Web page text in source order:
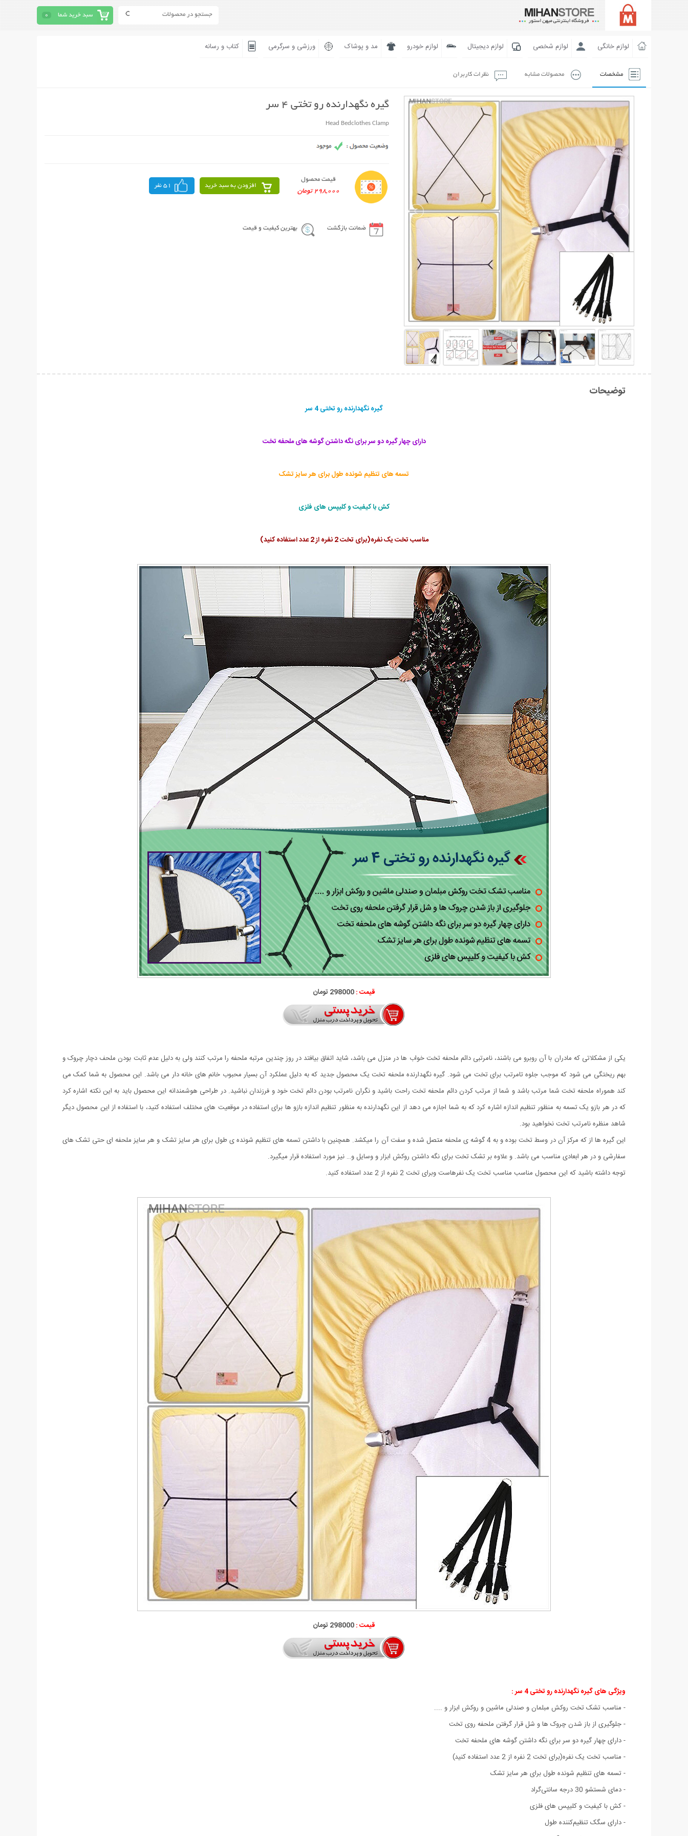
سبد خرید شما 0
لوازم خانگی لوازم شخصی لوازم دیجیتال لوازم خودرو مد و پوشاک ورزشی و سرگرمی کتاب و رسانه
مشخصات محصولات مشابه نظرات کاربران
گیره نگهدارنده رو تختی 4 سر
Head Bedclothes Clamp
قیمت محصول
298,000 تومان
افزودن به سبد خرید 51 نفر
ضمانت بازگشت بهترین کیفیت و قیمت
توضیحات
گیره نگهدارنده رو تختی 4 سر
دارای چهار گیره دو سر برای نگه داشتن گوشه های ملحفه تخت
تسمه های تنظیم شونده طول برای هر سایز تشک
کش با کیفیت و کلیپس های فلزی
مناسب تخت یک نفره(برای تخت 2 نفره از 2 عدد استفاده کنید)
قیمت :298000 تومان
یکی از مشکلاتی که مادران با آن روبرو می باشند، نامرتبی دائم ملحفه تخت خواب ها در منزل می باشد، شاید اتفاق بیافتد در روز چندین مرتبه ملحفه را مرتب کنند ولی به دلیل عدم ثابت بودن ملحف دچار چروک و
بهم ریختگی می شود که موجب جلوه تامرتب برای تخت می شود. گیره نگهدارنده ملحفه تخت یک محصول جدید که به دلیل عملکرد آن بسیار محبوب خانم های خانه دار می باشد. این محصول به شما کمک می
کند هموراه ملحفه تخت شما مرتب باشد و شما از مرتب کردن دائم ملحفه تخت راحت باشید و نگران نامرتب بودن دائم تخت خود و فرزندان نباشید. در طراحی هوشمندانه این محصول باید به این نکته اشاره کرد
که در هر بازو یک تسمه به منظور تنظیم اندازه اشاره کرد که به شما اجازه می دهد از این نگهدارنده به منظور تنظیم اندازه بازو ها برای استفاده در موقعیت های مختلف استفاده کنید، با استفاده از این محصول دیگر
شاهد منظره نامرتب تخت نخواهید بود.
این گیره ها از که مرکز آن در وسط تخت بوده و به 4 گوشه ی ملحفه متصل شده و سفت آن را میکشد. همچنین با داشتن تسمه های تنظیم شونده ی طول برای هر سایز تشک و هر سایز ملحفه ای حتی تشک های
سفارشی و در هر ابعادی مناسب می باشد. و علاوه بر تشک تخت برای نگه داشتن روکش ابزار و وسایل و… نیز مورد استفاده قرار میگیرد.
توجه داشته باشید که این محصول مناسب مناسب تخت یک نفرهاست وبرای تخت 2 نفره از 2 عدد استفاده کنید.
قیمت :298000 تومان
ویژگی های گیره نگهدارنده رو تختی 4 سر
:
- مناسب تشک تخت روکش مبلمان و صندلی ماشین و روکش ابزار و ....
- جلوگیری از باز شدن چروک ها و شل قرار گرفتن ملحفه روی تخت
- دارای چهار گیره دو سر برای نگه داشتن گوشه های ملحفه تخت
- مناسب تخت یک نفره(برای تخت 2 نفره از 2 عدد استفاده کنید)
- تسمه های تنظیم شونده طول برای هر سایز تشک
- دمای شستشو 30 درجه سانتی‌گراد
- کش با کیفیت و کلیپس های فلزی
- دارای سگک تنظیم‌کننده طول